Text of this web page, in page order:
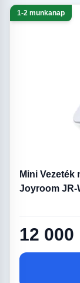
1-2 munkanap
Mini Vezeték
Joyroom JR-
12 000